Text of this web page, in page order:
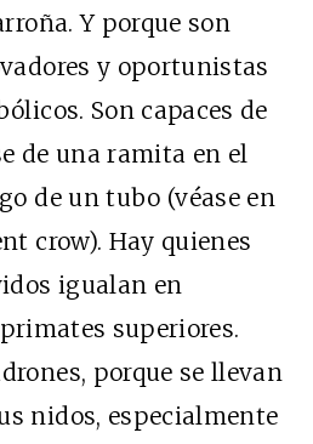
Y porque son
y oportunistas
Son capaces de
de una ramita en el
de un tubo (véase en
crow). Hay quienes
igualan en
superiores.
porque se llevan
nidos, especialmente